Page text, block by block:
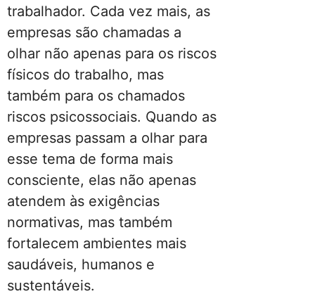
trabalhador. Cada vez mais, as
empresas são chamadas a
olhar não apenas para os riscos
físicos do trabalho, mas
também para os chamados
riscos psicossociais. Quando as
empresas passam a olhar para
esse tema de forma mais
consciente, elas não apenas
atendem às exigências
normativas, mas também
fortalecem ambientes mais
saudáveis, humanos e
sustentáveis.